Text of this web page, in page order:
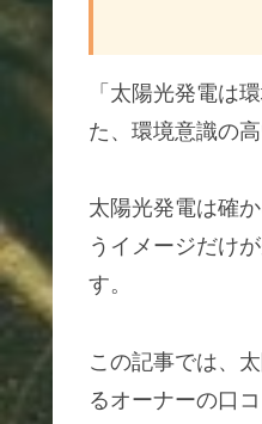
「太陽光発電は
た、環境意識の高
太陽光発電は確
うイメージだけが
す。
この記事では、
るオーナーの口